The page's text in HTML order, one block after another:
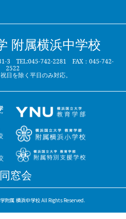
附属横浜中学校
3 TEL:045-742-2281 FAX：045-742-
2522
日を除く平日のみ対応。
同窓会
附属 横浜中学校 All Rights Reserved.